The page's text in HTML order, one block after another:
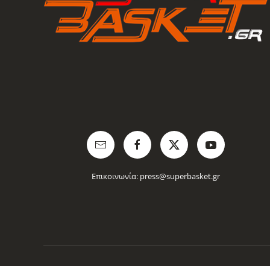
Επικοινωνία: press@superbasket.gr